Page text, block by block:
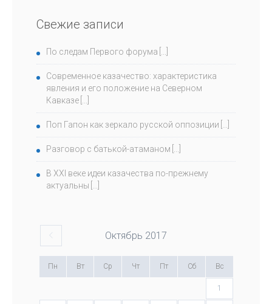
Свежие записи
По следам Первого форума
Современное казачество: характеристика
явления и его положение на Северном
Кавказе
Поп Гапон как зеркало русской оппозиции
Разговор с батькой-атаманом
В ХХI веке идеи казачества по-прежнему
актуальны
Октябрь 2017
Пн Вт Ср Чт Пт Сб Вс
1